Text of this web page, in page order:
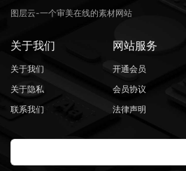
图层云-一个审美在线的素材网站
关于我们
关于我们
关于隐私
联系我们
网站服务
开通会员
会员协议
法律声明